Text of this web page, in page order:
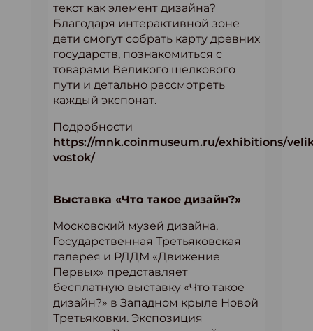
текст как элемент дизайна?
Благодаря интерактивной зоне
дети смогут собрать карту древних
государств, познакомиться с
товарами Великого шелкового
пути и детально рассмотреть
каждый экспонат.
Подробности
https://mnk.coinmuseum.ru/exhibitions/
vostok/
Выставка «Что такое дизайн?»
Московский музей дизайна,
Государственная Третьяковская
галерея и РДДМ «Движение
Первых» представляет
бесплатную выставку «Что такое
дизайн?» в Западном крыле Новой
Третьяковки. Экспозиция